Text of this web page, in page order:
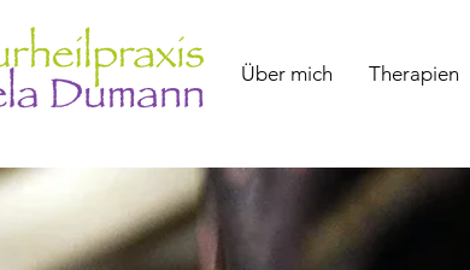
Über mich
Therapien